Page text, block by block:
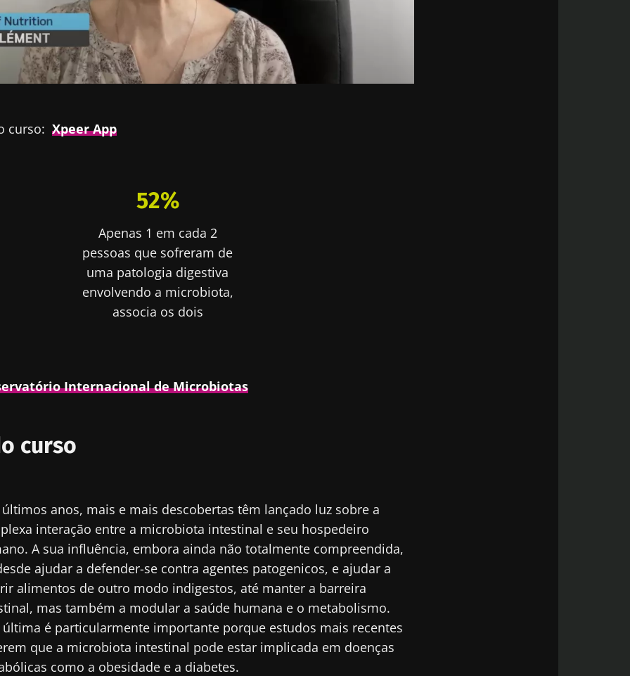
curso: Xpeer App
52%
Apenas 1 em cada 2
pessoas que sofreram de
uma patologia digestiva
envolvendo a microbiota,
associa os dois
Internacional de Microbiotas
curso
anos, mais e mais descobertas têm lançado luz sobre a
interação entre a microbiota intestinal e seu hospedeiro
A sua influência, embora ainda não totalmente compreendida,
ajudar a defender-se contra agentes patogenicos, e ajudar a
alimentos de outro modo indigestos, até manter a barreira
mas também a modular a saúde humana e o metabolismo.
última é particularmente importante porque estudos mais recentes
que a microbiota intestinal pode estar implicada em doenças
como a obesidade e a diabetes.
connosco!
de profissionais de saúde e investigadores da Microbiota
Digest" e o "HCP Magazine" para se manter atualizado com
sobre a microbiota.